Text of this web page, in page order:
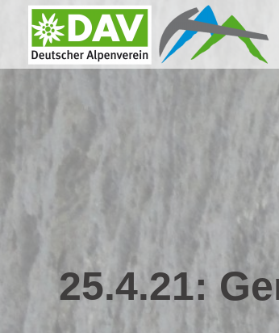
Inhalt
springen
25.4.21: